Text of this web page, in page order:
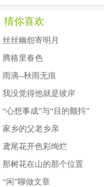
猜你喜欢
丝丝幽怨寄明月
腾格里春色
雨滴--秋雨无痕
我没觉得他就是彼岸
“心想事成”与“目的颤抖”
家乡的父老乡亲
鸢尾花开色彩绚烂
那树花在山的那个位置
“闲”聊做文章